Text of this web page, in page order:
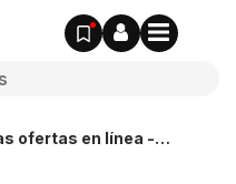
ofertas en línea -